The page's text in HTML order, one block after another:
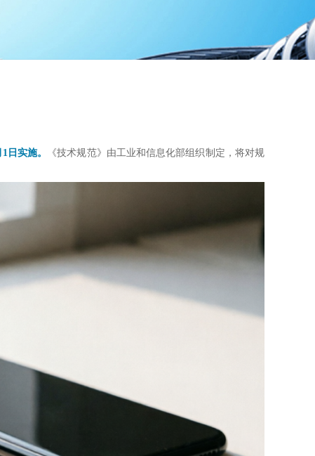
日实施。
《技术规范》由工业和信息化部组织制定，将对规